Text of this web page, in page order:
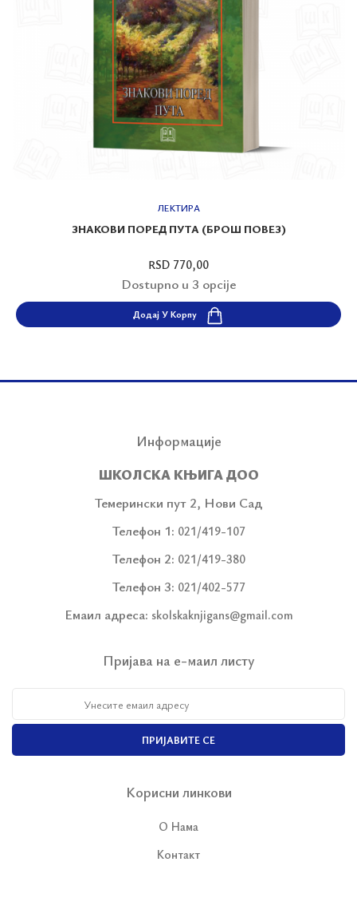
ЛЕКТИРА
ЗНАКОВИ ПОРЕД ПУТА (БРОШ ПОВЕЗ)
RSD 770,00
Dostupno u 3 opcije
Додај У Корпу
Информације
ШКОЛСКА КЊИГА ДОО
Темерински пут 2, Нови Сад
Телефон 1: 021/419-107
Телефон 2: 021/419-380
Телефон 3: 021/402-577
Емаил адреса: skolskaknjigans@gmail.com
Пријава на е-маил листу
ПРИЈАВИТЕ СЕ
Корисни линкови
О Нама
Контакт